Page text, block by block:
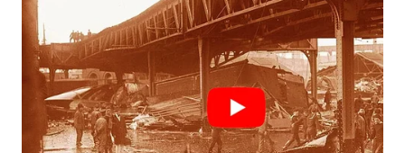
WN
TANGERANG
WN
BINJAI